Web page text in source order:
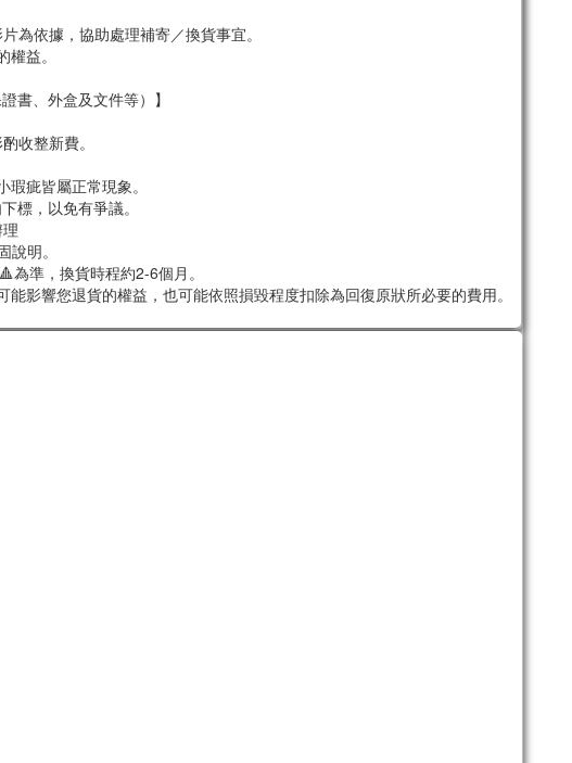
為依據，協助處理補寄／換貨事宜。
益。
書、外盒及文件等）】
收整新費。
疵皆屬正常現象。
標，以免有爭議。
明。
準，換貨時程約2-6個月。
影響您退貨的權益，也可能依照損毀程度扣除為回復原狀所必要的費用。